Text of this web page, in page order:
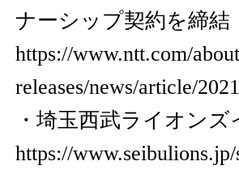
ナーシップ契約を締結
https://www.ntt.com/
releases/news/article/
・埼玉西武ライオン
https://